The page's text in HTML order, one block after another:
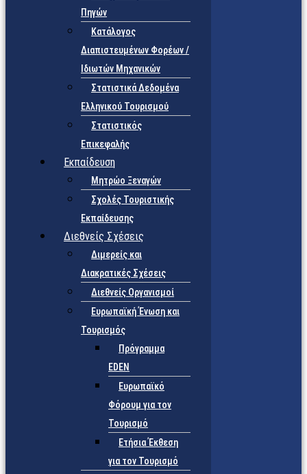
Πηγών
Κατάλογος
Διαπιστευμένων Φορέων /
Ιδιωτών Μηχανικών
Στατιστικά Δεδομένα
Ελληνικού Τουρισμού
Στατιστικός
Επικεφαλής
Εκπαίδευση
Μητρώο Ξεναγών
Σχολές Τουριστικής
Εκπαίδευσης
Διεθνείς Σχέσεις
Διμερείς και
Διακρατικές Σχέσεις
Διεθνείς Οργανισμοί
Ευρωπαϊκή Ένωση και
Τουρισμός
Πρόγραμμα
EDEN
Ευρωπαϊκό
Φόρουμ για τον
Τουρισμό
Ετήσια Έκθεση
για τον Τουρισμό